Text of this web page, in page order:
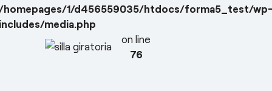
Sostenibilidad ♻️
Ergonomía
Responsabilidad social
esPattio
esPattio
homepages/1/d456559035/htdocs/forma5_test/
media.php
on line
76